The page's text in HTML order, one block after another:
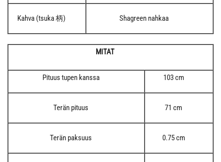
Kahva (tsuka 柄) Shagreen nahkaa
MITAT
Pituus tupen kanssa 103 cm
Terän pituus 71 cm
Terän paksuus 0.75 cm